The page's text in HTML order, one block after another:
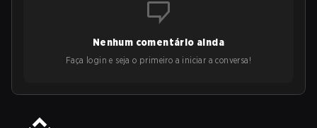
Nenhum comentário ainda
Faça login e seja o primeiro a iniciar a conversa!